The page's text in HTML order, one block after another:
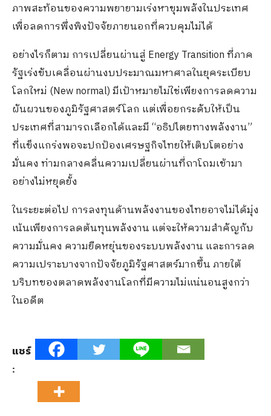
ภาพสะท้อนของความพยายามเร่งหาขุมพลังในประเทศ
เพื่อลดการพึ่งพิงปัจจัยภายนอกที่ควบคุมไม่ได้
อย่างไรก็ตาม การเปลี่ยนผ่านสู่ Energy Transition ที่ภาค
รัฐเร่งขับเคลื่อนผ่านงบประมาณมหาศาลในยุคระเบียบ
โลกใหม่ (New normal) มีเป้าหมายไม่ใช่เพียงการลดความ
ผันผวนของภูมิรัฐศาสตร์โลก แต่เพื่อยกระดับให้เป็น
ประเทศที่สามารถเลือกได้และมี “อธิปไตยทางพลังงาน”
ที่แข็งแกร่งพอจะปกป้องเศรษฐกิจไทยให้เติบโตอย่าง
มั่นคง ท่ามกลางคลื่นความเปลี่ยนผ่านที่ถาโถมเข้ามา
อย่างไม่หยุดยั้ง
ในระยะต่อไป การลงทุนด้านพลังงานของไทยอาจไม่ได้มุ่ง
เน้นเพียงการลดต้นทุนพลังงาน แต่จะให้ความสำคัญกับ
ความมั่นคง ความยืดหยุ่นของระบบพลังงาน และการลด
ความเปราะบางจากปัจจัยภูมิรัฐศาสตร์มากขึ้น ภายใต้
บริบทของตลาดพลังงานโลกที่มีความไม่แน่นอนสูงกว่า
ในอดีต
แชร์
: